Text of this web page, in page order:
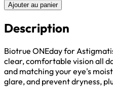
Ajouter au panier
Description
Biotrue ONEday for
clear, comfortable vision all
and matching your eye's
glare, and prevent dryness,